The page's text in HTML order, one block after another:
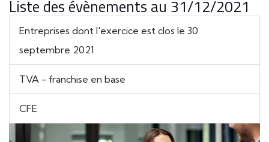
Liste des évènements au 31/12/2021
Entreprises dont l'exercice est clos le 30
septembre 2021
TVA - franchise en base
CFE